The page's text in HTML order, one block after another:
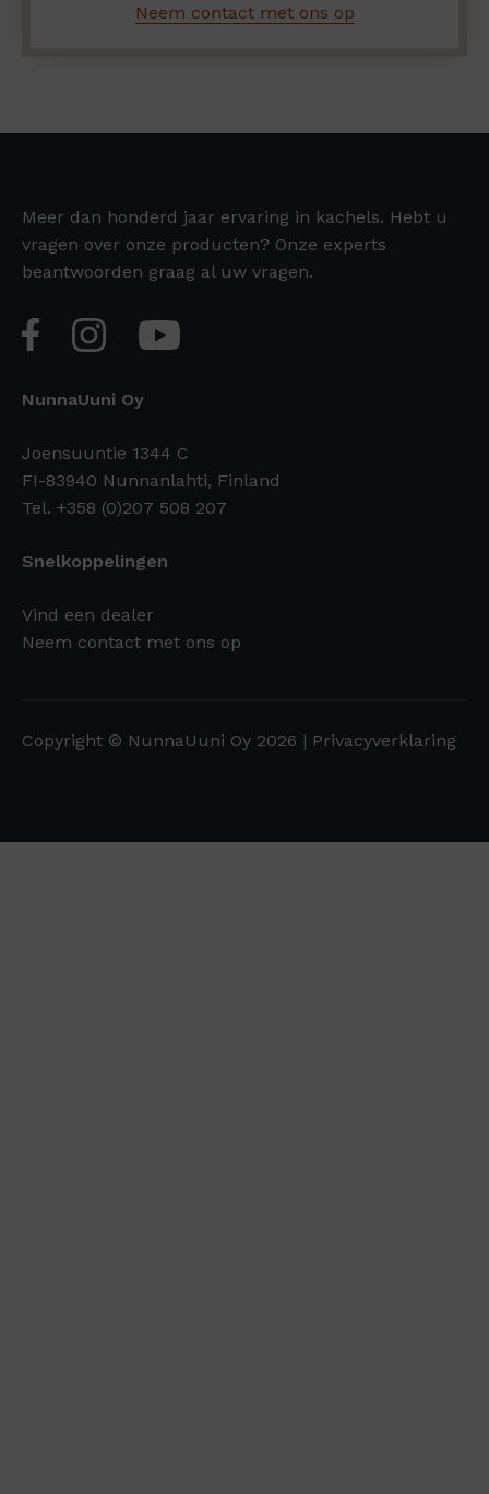
Neem contact met ons op
Meer dan honderd jaar ervaring in kachels. Hebt u
vragen over onze producten? Onze experts
beantwoorden graag al uw vragen.
NunnaUuni Oy
Joensuuntie 1344 C
FI-83940 Nunnanlahti, Finland
Tel. +358 (0)207 508 207
Snelkoppelingen
Vind een dealer
Neem contact met ons op
Copyright © NunnaUuni Oy 2026 | Privacyverklaring